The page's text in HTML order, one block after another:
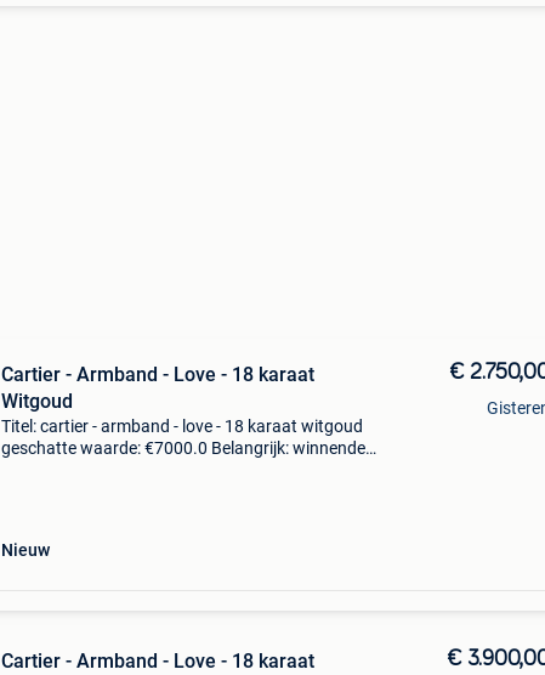
Cartier - Armband - Love - 18 karaat
Witgoud
Titel: cartier - armband - love - 18 karaat witgoud
geschatte waarde: €7000.0 Belangrijk: winnende
Nieuw
€
Cartier - Armband - Love - 18 karaat
€